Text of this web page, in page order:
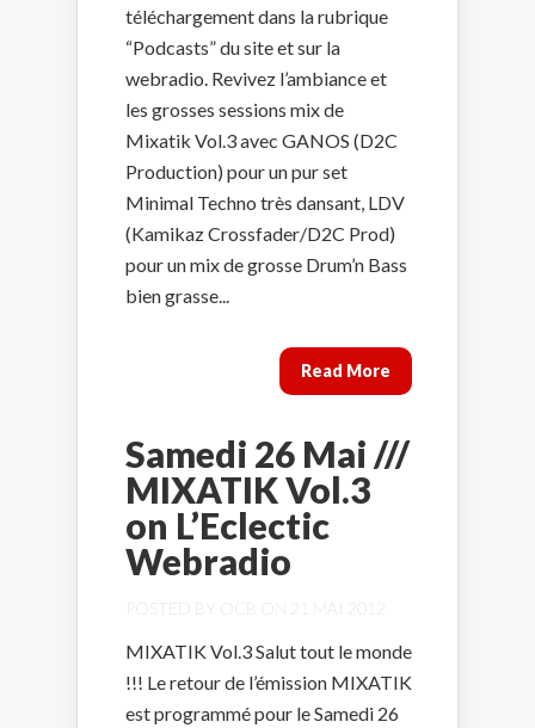
téléchargement dans la rubrique
“Podcasts” du site et sur la
webradio. Revivez l’ambiance et
les grosses sessions mix de
Mixatik Vol.3 avec GANOS (D2C
Production) pour un pur set
Minimal Techno très dansant, LDV
(Kamikaz Crossfader/D2C Prod)
pour un mix de grosse Drum’n Bass
bien grasse...
Read More
Samedi 26 Mai ///
MIXATIK Vol.3
on L’Eclectic
Webradio
POSTED BY OCB ON 21 MAI 2012
MIXATIK Vol.3 Salut tout le monde
!!! Le retour de l’émission MIXATIK
est programmé pour le Samedi 26